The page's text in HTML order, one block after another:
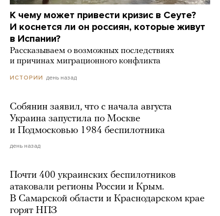
К чему может привести кризис в Сеуте?
И коснется ли он россиян, которые живут
в Испании?
Рассказываем о возможных последствиях
и причинах миграционного конфликта
ИСТОРИИ день назад
Собянин заявил, что с начала августа
Украина запустила по Москве
и Подмосковью 1984 беспилотника
день назад
Почти 400 украинских беспилотников
атаковали регионы России и Крым.
В Самарской области и Краснодарском крае
горят НПЗ